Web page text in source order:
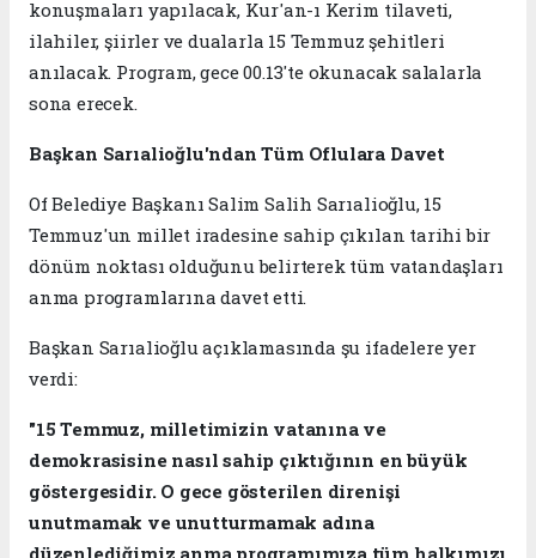
konuşmaları yapılacak, Kur'an-ı Kerim tilaveti,
ilahiler, şiirler ve dualarla 15 Temmuz şehitleri
anılacak. Program, gece 00.13'te okunacak salalarla
sona erecek.
Başkan Sarıalioğlu'ndan Tüm Oflulara Davet
Of Belediye Başkanı Salim Salih Sarıalioğlu, 15
Temmuz'un millet iradesine sahip çıkılan tarihi bir
dönüm noktası olduğunu belirterek tüm vatandaşları
anma programlarına davet etti.
Başkan Sarıalioğlu açıklamasında şu ifadelere yer
verdi:
"15 Temmuz, milletimizin vatanına ve
demokrasisine nasıl sahip çıktığının en büyük
göstergesidir. O gece gösterilen direnişi
unutmamak ve unutturmamak adına
düzenlediğimiz anma programımıza tüm halkımızı